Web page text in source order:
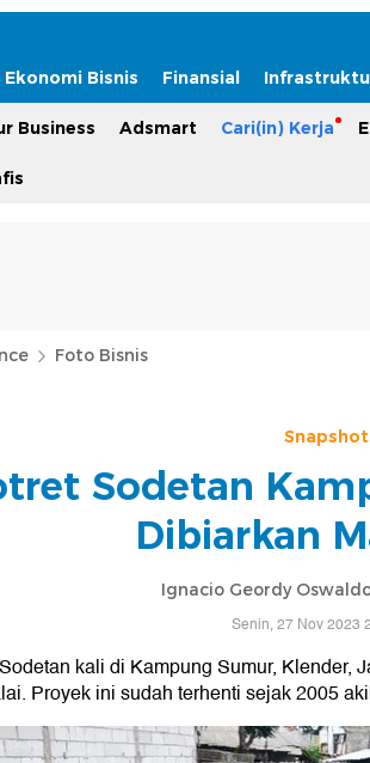
Ekonomi Bisnis Finansial
Business Adsmart Cari(in) Kerja
Foto Bisnis
Sodetan
Dibiarkan
Ignacio Geordy
Senin, 27 Nov 2023
kali di Kampung Sumur, Klender,
Proyek ini sudah terhenti sejak 2005